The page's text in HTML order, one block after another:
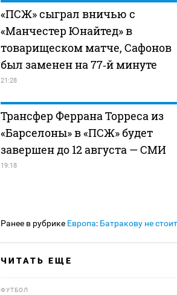
«ПСЖ» сыграл вничью с
«Манчестер Юнайтед» в
товарищеском матче, Сафонов
был заменен на 77‑й минуте
21:28
Трансфер Феррана Торреса из
«Барселоны» в «ПСЖ» будет
завершен до 12 августа — СМИ
19:18
Ранее в рубрике Европа: Батракову не
ЧИТАТЬ ЕЩЕ
ФУТБОЛ